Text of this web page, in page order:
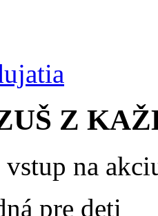
Z
na
pre deti